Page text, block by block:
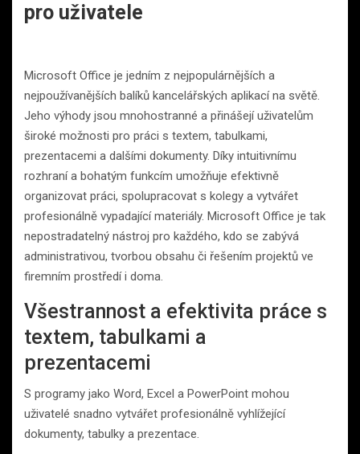
pro uživatele
Microsoft Office je jedním z nejpopulárnějších a
nejpoužívanějších balíků kancelářských aplikací na světě.
Jeho výhody jsou mnohostranné a přinášejí uživatelům
široké možnosti pro práci s textem, tabulkami,
prezentacemi a dalšími dokumenty. Díky intuitivnímu
rozhraní a bohatým funkcím umožňuje efektivně
organizovat práci, spolupracovat s kolegy a vytvářet
profesionálně vypadající materiály. Microsoft Office je tak
nepostradatelný nástroj pro každého, kdo se zabývá
administrativou, tvorbou obsahu či řešením projektů ve
firemním prostředí i doma.
Všestrannost a efektivita práce s
textem, tabulkami a
prezentacemi
S programy jako Word, Excel a PowerPoint mohou
uživatelé snadno vytvářet profesionálně vyhlížející
dokumenty, tabulky a prezentace.